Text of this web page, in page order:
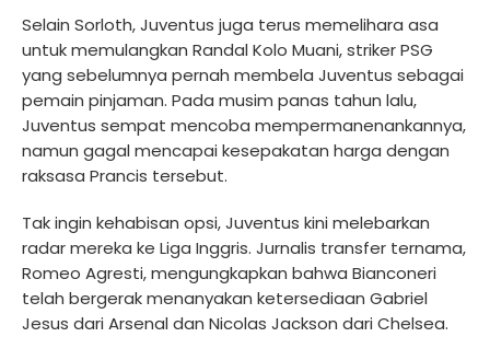
Selain Sorloth, Juventus juga terus memelihara asa
untuk memulangkan Randal Kolo Muani, striker PSG
yang sebelumnya pernah membela Juventus sebagai
pemain pinjaman. Pada musim panas tahun lalu,
Juventus sempat mencoba mempermanenankannya,
namun gagal mencapai kesepakatan harga dengan
raksasa Prancis tersebut.
Tak ingin kehabisan opsi, Juventus kini melebarkan
radar mereka ke Liga Inggris. Jurnalis transfer ternama,
Romeo Agresti, mengungkapkan bahwa Bianconeri
telah bergerak menanyakan ketersediaan Gabriel
Jesus dari Arsenal dan Nicolas Jackson dari Chelsea.